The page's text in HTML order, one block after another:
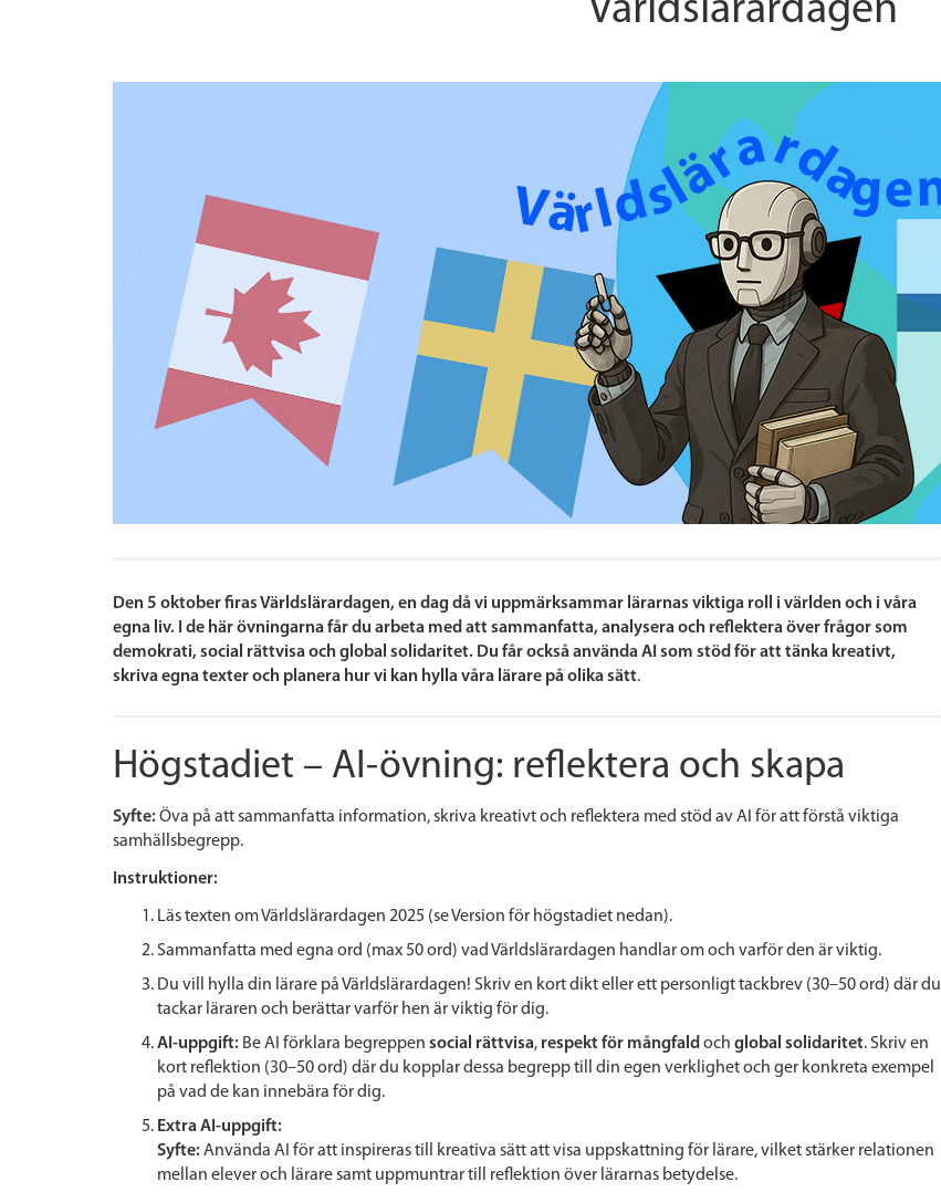
Världslärardagen
Den 5 oktober firas Världslärardagen, en dag då vi uppmärksammar lärarnas viktiga roll i världen och i våra
egna liv. I de här övningarna får du arbeta med att sammanfatta, analysera och reflektera över frågor som
demokrati, social rättvisa och global solidaritet. Du får också använda AI som stöd för att tänka kreativt,
skriva egna texter och planera hur vi kan hylla våra lärare på olika sätt.
Högstadiet – AI-övning: reflektera och skapa
Syfte: Öva på att sammanfatta information, skriva kreativt och reflektera med stöd av AI för att förstå viktiga
samhällsbegrepp.
Instruktioner:
Läs texten om Världslärardagen 2025 (se Version för högstadiet nedan).
Sammanfatta med egna ord (max 50 ord) vad Världslärardagen handlar om och varför den är viktig.
Du vill hylla din lärare på Världslärardagen! Skriv en kort dikt eller ett personligt tackbrev (30–50 ord) där du
tackar läraren och berättar varför hen är viktig för dig.
AI-uppgift: Be AI förklara begreppen social rättvisa, respekt för mångfald och global solidaritet. Skriv en
kort reflektion (30–50 ord) där du kopplar dessa begrepp till din egen verklighet och ger konkreta exempel
på vad de kan innebära för dig.
Extra AI-uppgift:
Syfte: Använda AI för att inspireras till kreativa sätt att visa uppskattning för lärare, vilket stärker relationen
mellan elever och lärare samt uppmuntrar till reflektion över lärarnas betydelse.